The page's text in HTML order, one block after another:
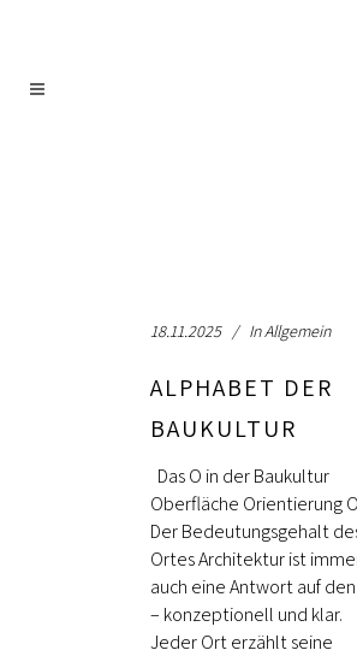
18.11.2025 InAllgemein
ALPHABET DER
BAUKULTUR
Das O in der Baukultur
Oberfläche Orientierung
Der Bedeutungsgehalt
Ortes Architektur ist
auch eine Antwort auf
– konzeptionell und klar.
Jeder Ort erzählt seine